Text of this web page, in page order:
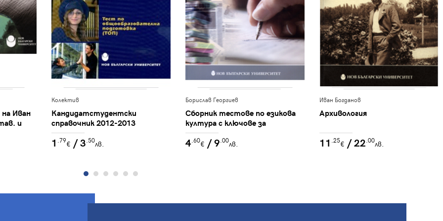
Иван
и
Рец.
Колектив
Кандидатстудентски
справочник 2012-2013
1 .79€ / 3.50лв.
Борислав Георгиев
Сборник тестове по езикова
култура с ключове за
решаването им : Работа в
текст
4.60€ / 9.00лв.
Иван Богданов
Архивология
11 .25€ / 22.00лв.